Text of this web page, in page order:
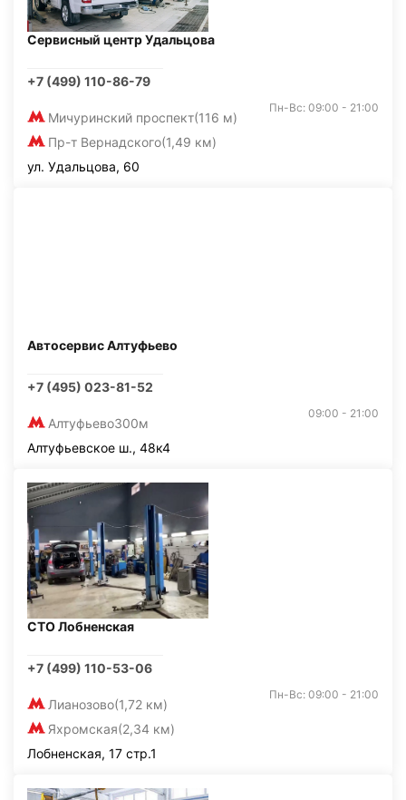
Сервисный центр Удальцова
+7 (499) 110-86-79
Мичуринский проспект(116 м)
Пр-т Вернадского(1,49 км)
Пн-Вс: 09:00 - 21:00
ул. Удальцова, 60
Автосервис Алтуфьево
+7 (495) 023-81-52
Алтуфьево300м
09:00 - 21:00
Алтуфьевское ш., 48к4
СТО Лобненская
+7 (499) 110-53-06
Лианозово(1,72 км)
Яхромская(2,34 км)
Пн-Вс: 09:00 - 21:00
Лобненская, 17 стр.1